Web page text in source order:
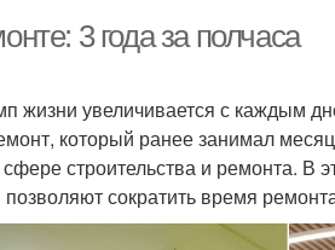
3 года за полчаса
жизни увеличивается с каждым
который ранее занимал
строительства и ремонта. В
сократить время